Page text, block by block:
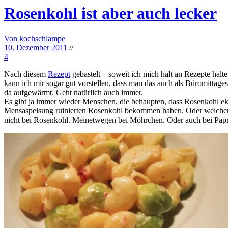
Rosenkohl ist aber auch lecker
Von kochschlampe
10. Dezember 2011 //
4
Nach diesem Rezept gebastelt – soweit ich mich halt an Rezepte
kann ich mir sogar gut vorstellen, dass man das auch als
da aufgewärmt. Geht natürlich auch immer.
Es gibt ja immer wieder Menschen, die behaupten, dass Rosenkohl
Mensaspeisung ruinierten Rosenkohl bekommen haben. Oder
nicht bei Rosenkohl. Meinetwegen bei Möhrchen. Oder auch bei